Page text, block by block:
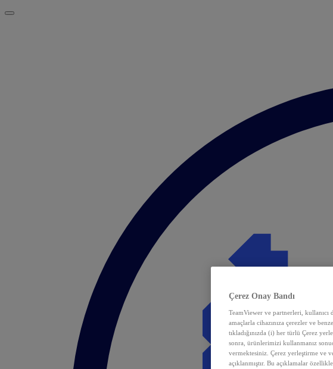
Çerez Onay Bandı
TeamViewer ve partnerleri,
amaçlarla cihazınıza çerezler ve
tıkladığınızda (i) her türlü Çerez
sonra, ürünlerimizi kullanmanız
vermektesiniz. Çerez yerleştirme ve
açıklanmıştır. Bu açıklamalar